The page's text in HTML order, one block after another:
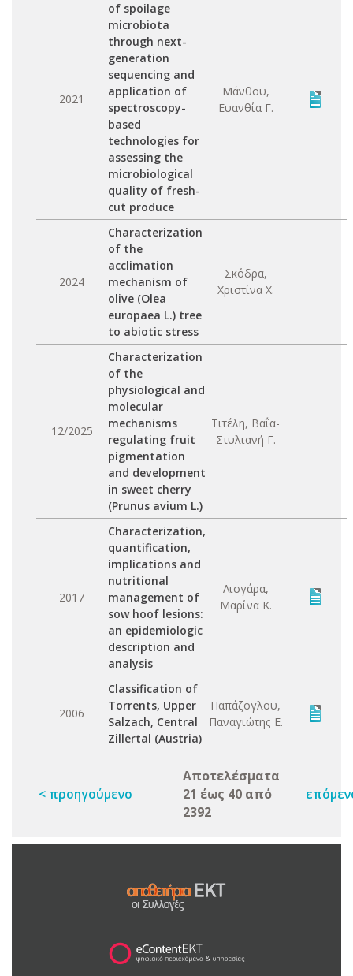
2021
of spoilage
microbiota
through next-
generation
sequencing and
application of
spectroscopy-
based
technologies for
assessing the
microbiological
quality of fresh-
cut produce
Μάνθου,
Ευανθία Γ.
2024
Characterization
of the
acclimation
mechanism of
olive (Olea
europaea L.) tree
to abiotic stress
Σκόδρα,
Χριστίνα Χ.
12/2025
Characterization
of the
physiological and
molecular
mechanisms
regulating fruit
pigmentation
and development
in sweet cherry
(Prunus avium L.)
Τιτέλη, Βαΐα-
Στυλιανή Γ.
2017
Characterization,
quantification,
implications and
nutritional
management of
sow hoof lesions:
an epidemiologic
description and
analysis
Λισγάρα,
Μαρίνα Κ.
2006
Classification of
Torrents, Upper
Salzach, Central
Zillertal (Austria)
Παπάζογλου,
Παναγιώτης Ε.
< προηγούμενο
Αποτελέσματα
21 έως 40 από
2392